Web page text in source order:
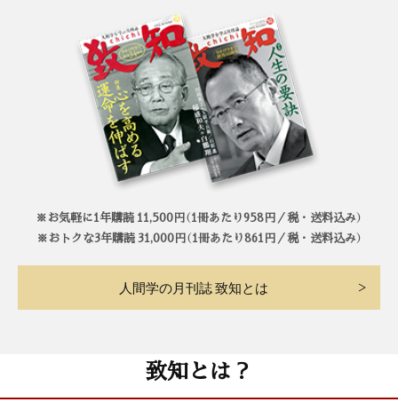
※お気軽に1年購読 11,500円（1冊あたり958円／税・送料込み）
※おトクな3年購読 31,000円（1冊あたり861円／税・送料込み）
人間学の月刊誌 致知とは
致知とは？